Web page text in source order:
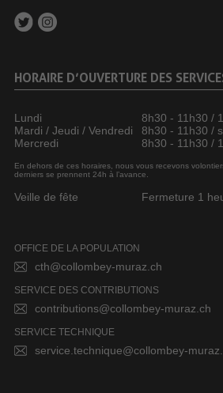
HORAIRE D’OUVERTURE DES
Lundi
8h30 - 11h30 /
Mardi / Jeudi / Vendredi
8h30 - 11h30 /
Mercredi
8h30 - 11h30 /
En dehors de ces horaires, nous vous recevons
derniers se prennent 24h à l’avance.
Veille de fête Fermeture 1
OFFICE DE LA POPULATION
cth@collombey-muraz.ch
SERVICE DES CONTRIBUTIONS
contributions@collombey-muraz.ch
SERVICE TECHNIQUE
service.technique@collombey-